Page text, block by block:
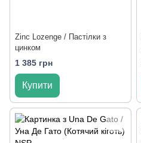
Zinc Lozenge / Пастілки з
цинком
1 385 грн
Купити